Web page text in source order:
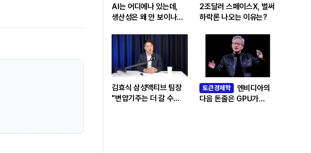
AI는 어디에나 있는데,
생산성은 왜 안 보이나…
‘솔로우 패러독스’
2조달러 스페이스X, 벌써
하락론 나오는 이유는?
김효식 삼성액티브 팀장
"변압기주는 더 갈 수
토큰경제학
엔비디아의
다음 돈줄은 GPU가